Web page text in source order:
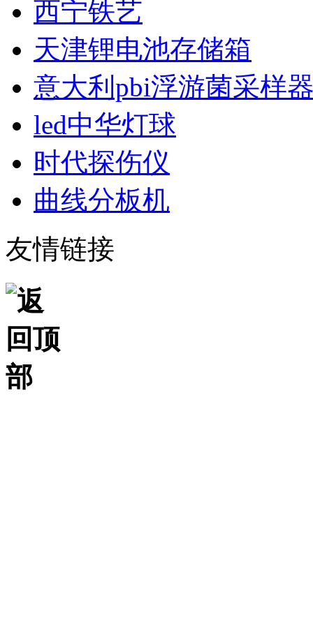
西宁铁艺
天津锂电池存储箱
意大利pbi浮游菌采样
led中华灯球
时代探伤仪
曲线分板机
友情链接